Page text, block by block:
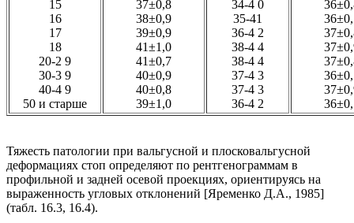
15
16
17
18
20-2 9
30-3 9
40-4 9
50 и старше
37±0,8
38±0,9
39±0,9
41±1,0
41±0,7
40±0,9
40±0,8
39±1,0
34-4 0
35-41
36-4 2
38-4 4
38-4 4
37-4 3
37-4 3
36-4 2
Тяжесть патологии при вальгусной и плосковальгусной
деформациях стоп определяют по рентгенограммам в
профильной и задней осевой проекциях, ориентируясь на
выраженность угловых отклонений [Яременко Д.А., 1985]
(табл. 16.3, 16.4).